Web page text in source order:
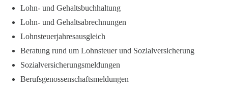
Lohn- und Gehaltsbuchhaltung
Lohn- und Gehaltsabrechnungen
Lohnsteuerjahresausgleich
Beratung rund um Lohnsteuer und Sozialversicherung
Sozialversicherungsmeldungen
Berufsgenossenschaftsmeldungen